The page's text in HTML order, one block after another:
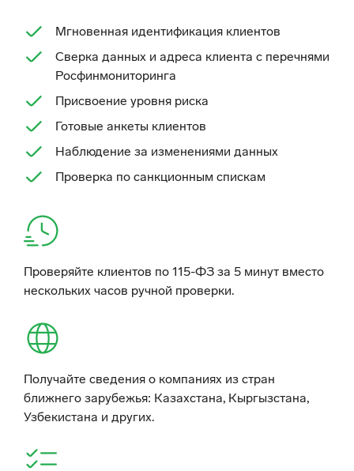
Мгновенная идентификация клиентов
Сверка данных и адреса клиента с перечнями
Росфинмониторинга
Присвоение уровня риска
Готовые анкеты клиентов
Наблюдение за изменениями данных
Проверка по санкционным спискам
Проверяйте клиентов по 115-ФЗ за 5 минут вместо
нескольких часов ручной проверки.
Получайте сведения о компаниях из стран
ближнего зарубежья: Казахстана, Кыргызстана,
Узбекистана и других.